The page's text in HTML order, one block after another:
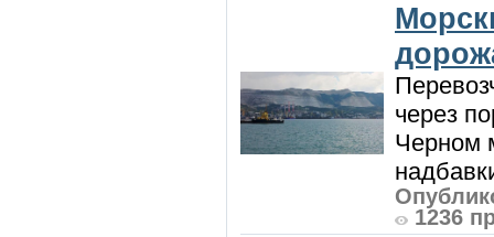
через
Черном
1236